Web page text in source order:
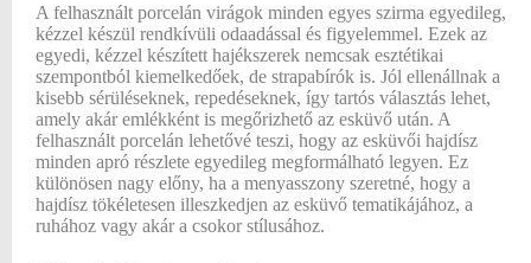
A felhasznált porcelán virágok minden egyes szirma egyedileg,
kézzel készül rendkívüli odaadással és figyelemmel. Ezek az
egyedi, kézzel készített hajékszerek nemcsak esztétikai
szempontból kiemelkedőek, de strapabírók is. Jól ellenállnak a
kisebb sérüléseknek, repedéseknek, így tartós választás lehet,
amely akár emlékként is megőrizhető az esküvő után. A
felhasznált porcelán lehetővé teszi, hogy az esküvői hajdísz
minden apró részlete egyedileg megformálható legyen. Ez
különösen nagy előny, ha a menyasszony szeretné, hogy a
hajdísz tökéletesen illeszkedjen az esküvő tematikájához, a
ruhához vagy akár a csokor stílusához.